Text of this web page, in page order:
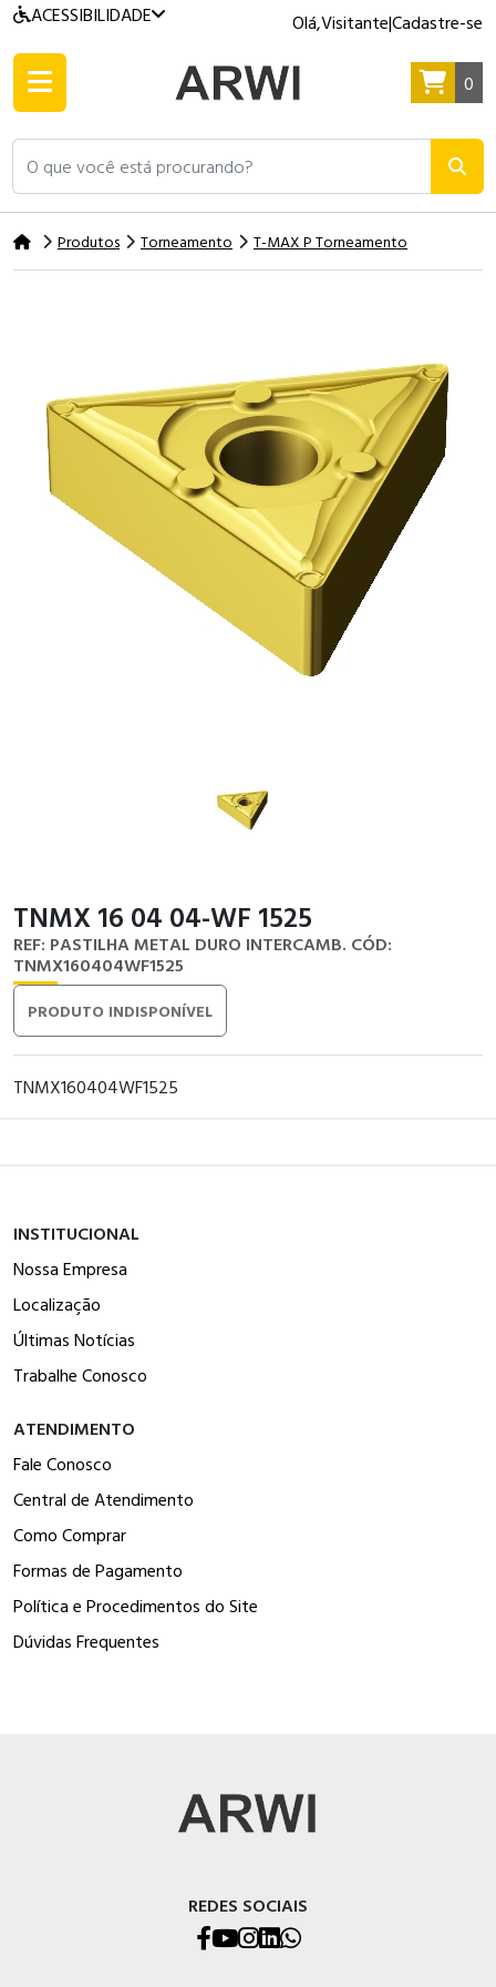
ACESSIBILIDADE Olá,Visitante|Cadastre-se
O que você está procurando?
0
Produtos Torneamento T-MAX P Torneamento
TNMX 16 04 04-WF 1525
REF: PASTILHA METAL DURO INTERCAMB. CÓD:
TNMX160404WF1525
PRODUTO INDISPONÍVEL
TNMX160404WF1525
INSTITUCIONAL
Nossa Empresa
Localização
Últimas Notícias
Trabalhe Conosco
ATENDIMENTO
Fale Conosco
Central de Atendimento
Como Comprar
Formas de Pagamento
Política e Procedimentos do Site
Dúvidas Frequentes
REDES SOCIAIS